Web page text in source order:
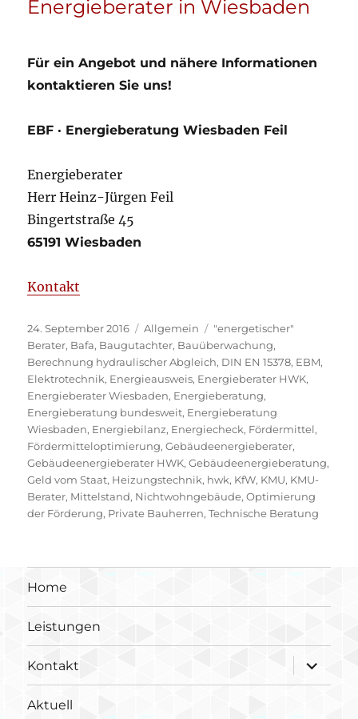
Energieberater in Wiesbaden
Für ein Angebot und nähere Informationen
kontaktieren Sie uns!
EBF · Energieberatung Wiesbaden Feil
Energieberater
Herr Heinz-Jürgen Feil
Bingertstraße 45
65191 Wiesbaden
Kontakt
Veröffentlicht
am
24. September 2016 Kategorien
Allgemein Schlagwörter
"energetischer"
Berater, Bafa, Baugutachter, Bauüberwachung,
Berechnung hydraulischer Abgleich, DIN EN 15378, EBM,
Elektrotechnik, Energieausweis, Energieberater HWK,
Energieberater Wiesbaden, Energieberatung,
Energieberatung bundesweit, Energieberatung
Wiesbaden, Energiebilanz, Energiecheck, Fördermittel,
Fördermitteloptimierung,Gebäudeenergieberater,
Gebäudeenergieberater HWK,Gebäudeenergieberatung,
Geld vom Staat, Heizungstechnik, hwk, KfW, KMU, KMU-
Berater, Mittelstand, Nichtwohngebäude,Optimierung
der Förderung, Private Bauherren,Technische Beratung
Home
Leistungen
Kontakt
öffnen
Aktuell